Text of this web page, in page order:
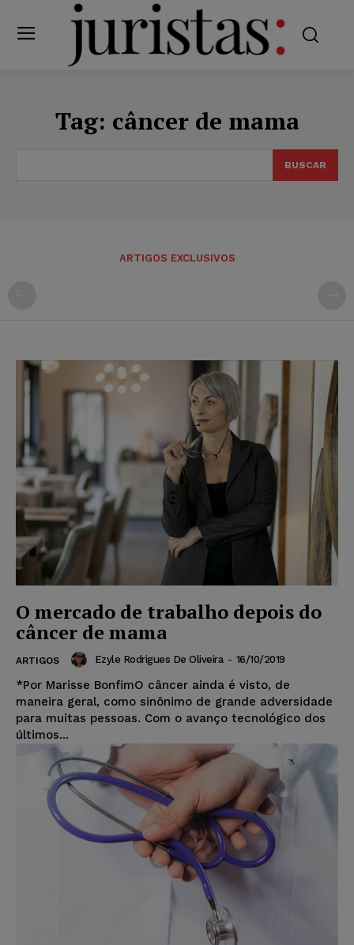
Tag: câncer de mama
BUSCAR
ARTIGOS EXCLUSIVOS
O mercado de trabalho depois do
câncer de mama
ARTIGOS Ezyle Rodrigues De Oliveira - 16/10/2019
*Por Marisse BonfimO câncer ainda é visto, de
maneira geral, como sinônimo de grande adversidade
para muitas pessoas. Com o avanço tecnológico dos
últimos...